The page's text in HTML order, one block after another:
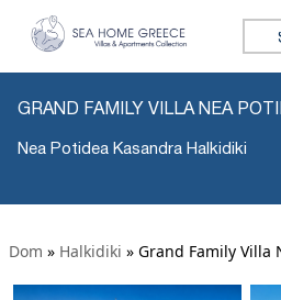
GRAND FAMILY VILLA NEA
Nea Potidea Kasandra Halkidiki
Dom » Halkidiki » Grand Family Villa